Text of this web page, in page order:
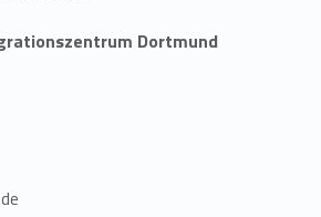
Dortmund